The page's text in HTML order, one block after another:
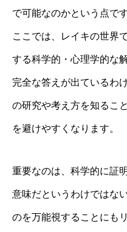
で可能なのかという点です
ここでは、レイキの世界
する科学的・心理学的な
完全な答えが出ているわ
の研究や考え方を知るこ
を避けやすくなります。
重要なのは、科学的に証
意味だというわけではな
のを万能視することにも